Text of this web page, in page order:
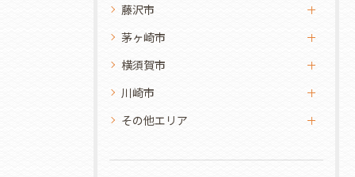
藤沢市
茅ヶ崎市
横須賀市
川崎市
その他エリア